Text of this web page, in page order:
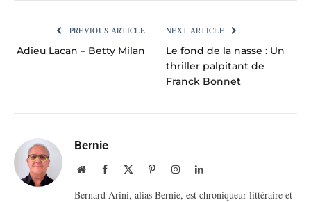
PREVIOUS ARTICLE
Adieu Lacan – Betty Milan
NEXT ARTICLE
Le fond de la nasse : Un
thriller palpitant de
Franck Bonnet
Bernie
WebsiteFacebook PinterestInstagramLinkedIn
Bernard Arini, alias Bernie, est chroniqueur littéraire et